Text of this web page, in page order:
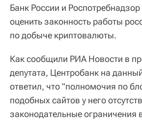
Банк России и
оценить законность работы
по добыче криптовалюты.
Как сообщили РИА Новости в
депутата, Центробанк на
ответил, что "полномочия по
подобных сайтов у него
законодательные ограничения